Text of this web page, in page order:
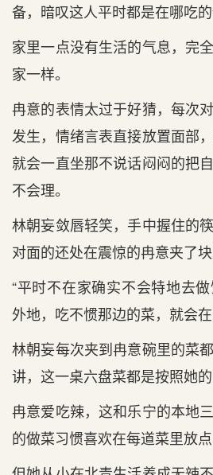
备，暗叹这人平时都是在哪吃的
家里一点没有生活的气息，完
家一样。
冉意的表情太过于好猜，每次
发生，情绪言表直接放置面部
就会一直坐那不说话闷闷的把
不会理。
林朝妄敛唇轻笑，手中握住的
对面的还处在震惊的冉意夹了块
“平时不在家确实不会特地去
外地，吃不惯那边的菜，就会
林朝妄每次夹到冉意碗里的菜
讲，这一桌六盘菜都是按照她的
冉意爱吃辣，这和乐宁的本地
的做菜习惯喜欢在每道菜里放